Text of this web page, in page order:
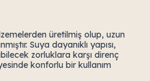
üretilmiş olup, uzun
Suya dayanıklı yapısı,
zorluklara karşı direnç
konforlu bir kullanım